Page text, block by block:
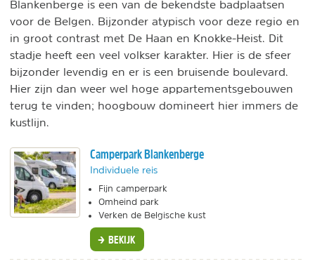
Blankenberge is een van de bekendste badplaatsen
voor de Belgen. Bijzonder atypisch voor deze regio en
in groot contrast met De Haan en Knokke-Heist. Dit
stadje heeft een veel volkser karakter. Hier is de sfeer
bijzonder levendig en er is een bruisende boulevard.
Hier zijn dan weer wel hoge appartementsgebouwen
terug te vinden; hoogbouw domineert hier immers de
kustlijn.
Camperpark Blankenberge
Individuele reis
Fijn camperpark
Omheind park
Verken de Belgische kust
BEKIJK